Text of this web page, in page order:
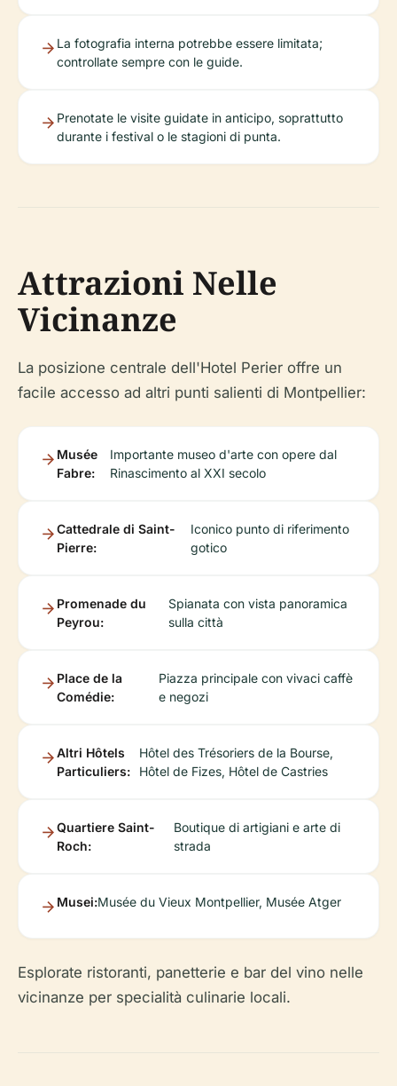
La fotografia interna potrebbe essere limitata;
controllate sempre con le guide.
Prenotate le visite guidate in anticipo, soprattutto
durante i festival o le stagioni di punta.
Attrazioni Nelle
Vicinanze
La posizione centrale dell'Hotel Perier offre un
facile accesso ad altri punti salienti di Montpellier:
Musée
Fabre:
Importante museo d'arte con opere dal
Rinascimento al XXI secolo
Cattedrale di Saint-
Pierre:
Iconico punto di riferimento
gotico
Promenade du
Peyrou:
Spianata con vista panoramica
sulla città
Place de la
Comédie:
Piazza principale con vivaci caffè
e negozi
Altri Hôtels
Particuliers:
Hôtel des Trésoriers de la Bourse,
Hôtel de Fizes, Hôtel de Castries
Quartiere Saint-
Roch:
Boutique di artigiani e arte di
strada
Musei:Musée du Vieux Montpellier, Musée Atger
Esplorate ristoranti, panetterie e bar del vino nelle
vicinanze per specialità culinarie locali.